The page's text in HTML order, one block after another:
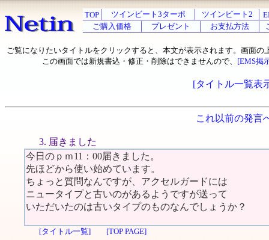
TOP ツインビート3ターボ ツインビート2
ご購入価格
プレゼント お支払方法
ご覧になりたいタイトルをクリックすると、本文が表示されます。画面の
この画面では新規書込・修正・削除はできませんので、 [EMS掲
[タイトル一覧表
これ以前の発言
3. 届きました
今日のｐｍ11：00届きました。
先ほどから使い始めています。
ちょっと質問なんですが、アクセルガードには
ニュータイプと古いのがあるようですが送って
いただいたのは古いタイプのものなんでしょうか？
[タイトル一覧] [TOP PAGE]